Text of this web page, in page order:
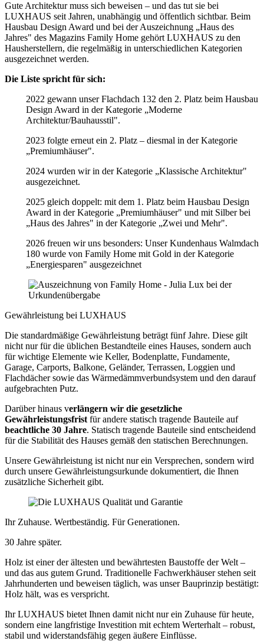
Gute Architektur muss sich beweisen – und das tut sie bei
LUXHAUS seit Jahren, unabhängig und öffentlich sichtbar. Beim
Hausbau Design Award und bei der Auszeichnung „Haus des
Jahres" des Magazins Family Home gehört LUXHAUS zu den
Hausherstellern, die regelmäßig in unterschiedlichen Kategorien
ausgezeichnet werden.
Die Liste spricht für sich:
2022 gewann unser Flachdach 132 den 2. Platz beim Hausbau
Design Award in der Kategorie „Moderne
Architektur/Bauhausstil".
2023 folgte erneut ein 2. Platz – diesmal in der Kategorie
„Premiumhäuser".
2024 wurden wir in der Kategorie „Klassische Architektur"
ausgezeichnet.
2025 gleich doppelt: mit dem 1. Platz beim Hausbau Design
Award in der Kategorie „Premiumhäuser" und mit Silber bei
„Haus des Jahres" in der Kategorie „Zwei und Mehr".
2026 freuen wir uns besonders: Unser Kundenhaus Walmdach
180 wurde von Family Home mit Gold in der Kategorie
„Energiesparen" ausgezeichnet
Gewährleistung bei LUXHAUS
Die standardmäßige Gewährleistung beträgt fünf Jahre. Diese gilt
nicht nur für die üblichen Bestandteile eines Hauses, sondern auch
für wichtige Elemente wie Keller, Bodenplatte, Fundamente,
Garage, Carports, Balkone, Geländer, Terrassen, Loggien und
Flachdächer sowie das Wärmedämmverbundsystem und den darauf
aufgebrachten Putz.
Darüber hinaus verlängern wir die gesetzliche
Gewährleistungsfristfür andere statisch tragende Bauteile auf
beachtliche 30 Jahre. Statisch tragende Bauteile sind entscheidend
für die Stabilität des Hauses gemäß den statischen Berechnungen.
Unsere Gewährleistung ist nicht nur ein Versprechen, sondern wird
durch unsere Gewährleistungsurkunde dokumentiert, die Ihnen
zusätzliche Sicherheit gibt.
Ihr Zuhause. Wertbeständig. Für Generationen.
30 Jahre später.
Holz ist einer der ältesten und bewährtesten Baustoffe der Welt –
und das aus gutem Grund. Traditionelle Fachwerkhäuser stehen seit
Jahrhunderten und beweisen täglich, was unser Bauprinzip bestätigt:
Holz hält, was es verspricht.
Ihr LUXHAUS bietet Ihnen damit nicht nur ein Zuhause für heute,
sondern eine langfristige Investition mit echtem Werterhalt – robust,
stabil und widerstandsfähig gegen äußere Einflüsse.